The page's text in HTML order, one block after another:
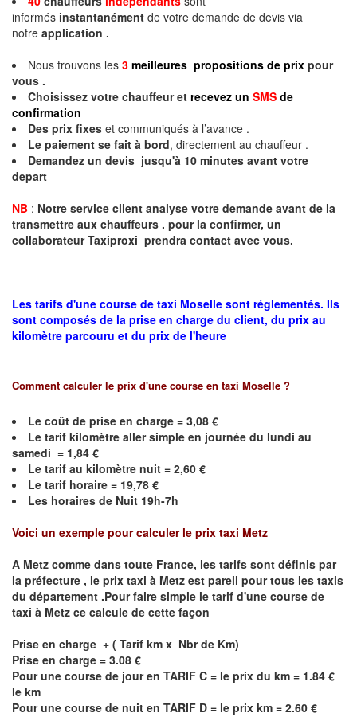
informés instantanément de votre demande de devis via
notre application .
Nous trouvons les 3 meilleures propositions de prix pour
vous .
Choisissez votre chauffeur et recevez un SMS de
confirmation
Des prix fixes et communiqués à l’avance .
Le paiement se fait à bord, directement au chauffeur .
Demandez un devis jusqu'à 10 minutes avant votre
depart
NB : Notre service client analyse votre demande avant de la
transmettre aux chauffeurs . pour la confirmer, un
collaborateur Taxiproxi prendra contact avec vous.
Les tarifs d'une course de taxi Moselle sont réglementés. Ils
sont composés de la prise en charge du client, du prix au
kilomètre parcouru et du prix de l'heure
Comment calculer le prix d'une course en taxi Moselle ?
Le coût de prise en charge = 3,08 €
Le tarif kilomètre aller simple en journée du lundi au
samedi = 1,84 €
Le tarif au kilomètre nuit = 2,60 €
Le tarif horaire = 19,78 €
Les horaires de Nuit 19h-7h
Voici un exemple pour calculer le prix taxi Metz
A Metz comme dans toute France, les tarifs sont définis par
la préfecture , le prix taxi à Metz est pareil pour tous les taxis
du département .Pour faire simple le tarif d'une course de
taxi à Metz ce calcule de cette façon
Prise en charge + ( Tarif km x Nbr de Km)
Prise en charge = 3.08 €
Pour une course de jour en TARIF C = le prix du km = 1.84 €
le km
Pour une course de nuit en TARIF D = le prix km = 2.60 €